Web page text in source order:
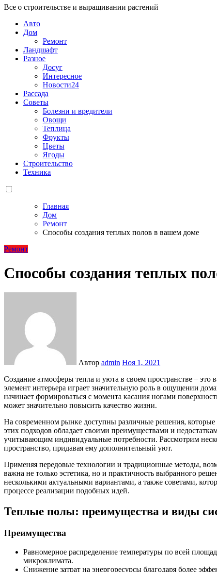
Все о строительстве и выращивании растений
Авто
Дом
Ремонт
Ландшафт
Разное
Досуг
Интересное
Новости24
Рассада
Советы
Болезни и вредители
Овощи
Теплица
Фрукты
Цветы
Ягоды
Строительство
Техника
Главная
Дом
Ремонт
Способы создания теплых полов в вашем доме
Ремонт
Способы создания теплых
Автор admin Ноя 1, 2021
Создание атмосферы тепла и уюта в своем пространстве – это важный шаг на пути к гармонии и комфорту. Каждый
элемент интерьера играет значительную роль в ощущении
начинает формироваться с момента касания ногами
может значительно повысить качество жизни.
На современном рынке доступны различные решения,
этих подходов обладает своими преимуществами и
учитывающим индивидуальные потребности. Рассмотрим
пространство, придавая ему дополнительный уют.
Применяя передовые технологии и традиционные методы,
важна не только эстетика, но и практичность выбранного
несколькими актуальными вариантами, а также советами,
процессе реализации подобных идей.
Теплые полы: преимущества и виды
Преимущества
Равномерное распределение температуры по всей
микроклимата.
Снижение затрат на энергоресурсы благодаря более